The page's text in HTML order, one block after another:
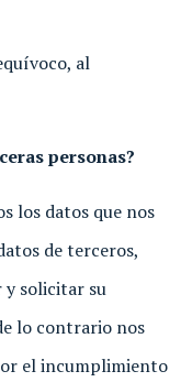
al
personas?
los datos que nos
de terceros,
y solicitar su
lo contrario nos
el incumplimiento